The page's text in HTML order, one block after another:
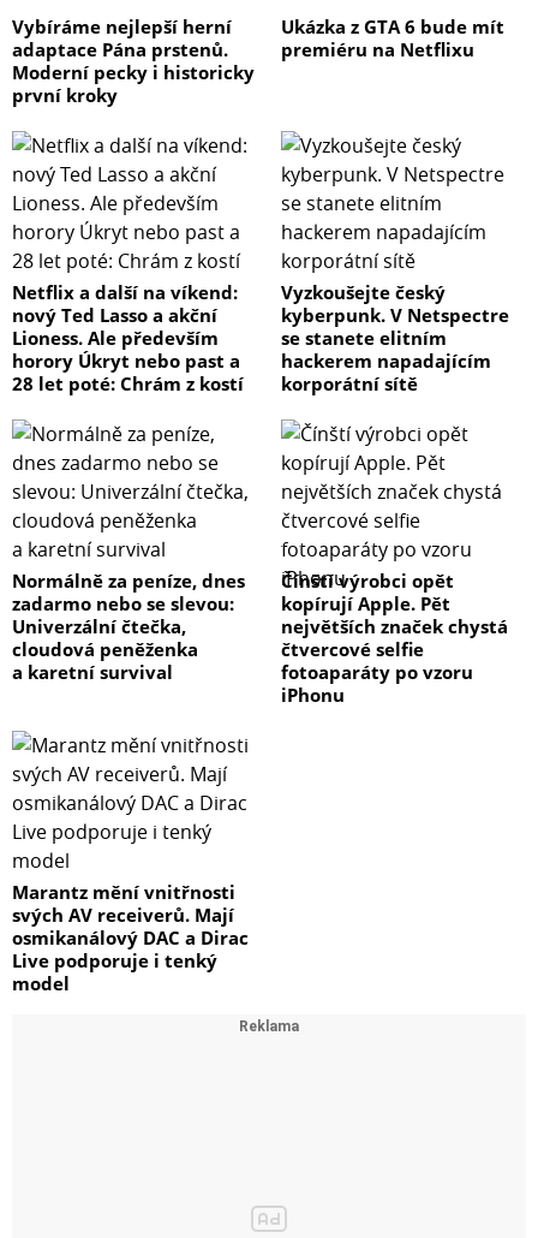
Vybíráme nejlepší herní
adaptace Pána prstenů.
Moderní pecky i historicky
první kroky
Ukázka z GTA 6 bude mít
premiéru na Netflixu
Netflix a další na víkend:
nový Ted Lasso a akční
Lioness. Ale především
horory Úkryt nebo past a
28 let poté: Chrám z kostí
Vyzkoušejte český
kyberpunk. V Netspectre
se stanete elitním
hackerem napadajícím
korporátní sítě
Normálně za peníze, dnes
zadarmo nebo se slevou:
Univerzální čtečka,
cloudová peněženka
a karetní survival
Čínští výrobci opět
kopírují Apple. Pět
největších značek chystá
čtvercové selfie
fotoaparáty po vzoru
iPhonu
Marantz mění vnitřnosti
svých AV receiverů. Mají
osmikanálový DAC a Dirac
Live podporuje i tenký
model